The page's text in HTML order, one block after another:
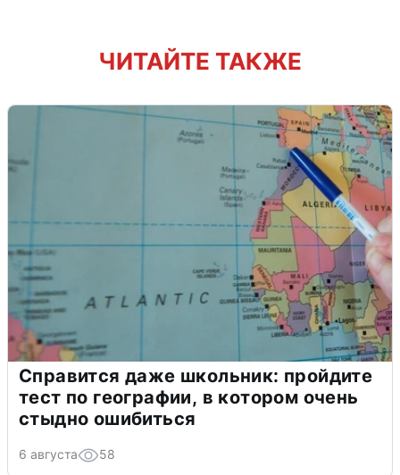
ЧИТАЙТЕ ТАКЖЕ
Справится даже школьник: пройдите
тест по географии, в котором очень
стыдно ошибиться
6 августа 58